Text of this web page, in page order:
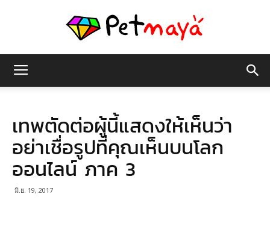
มายา
เทพตัดต่อผู้นี้แสดงให้เห็นว่า
อย่าเชื่อรูปที่คุณเห็นบนโลก
ออนไลน์ ภาค 3
มิ.ย. 19, 2017